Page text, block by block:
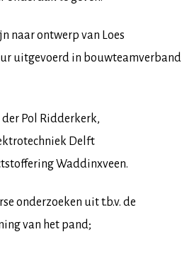
naar ontwerp van Loes
uitgevoerd in bouwteamverband
Pol Ridderkerk,
Delft
Waddinxveen.
onderzoeken uit t.b.v. de
van het pand;